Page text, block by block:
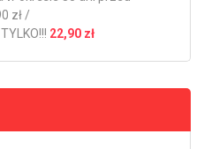
zł /
TYLKO!!! 22,90 zł